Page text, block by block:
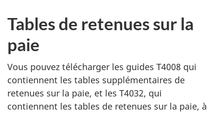
Tables de retenues sur la
paie
Vous pouvez télécharger les guides T4008 qui
contiennent les tables supplémentaires de
retenues sur la paie, et les T4032, qui
contiennent les tables de retenues sur la paie, à